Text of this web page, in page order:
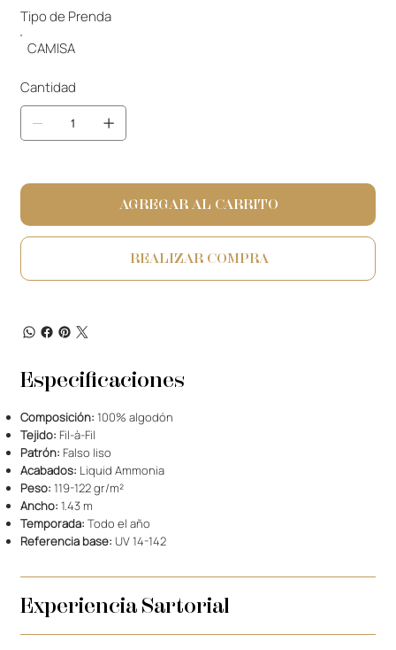
CAMISA
Tipo de Prenda
Cantidad
AGREGAR AL CARRITO
REALIZAR COMPRA
Especificaciones
Composición: 100% algodón
Tejido: Fil-à-Fil
Patrón: Falso liso
Acabados: Liquid Ammonia
Peso: 119-122 gr/m²
Ancho: 1.43 m
Temporada: Todo el año
Referencia base: UV 14-142
Experiencia Sartorial